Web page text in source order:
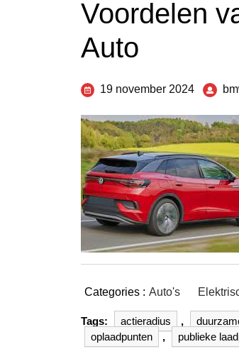
Voordelen
Auto
19 november 2024
Categories : Auto's
Tags: actieradius ,
oplaadpunten
, publieke